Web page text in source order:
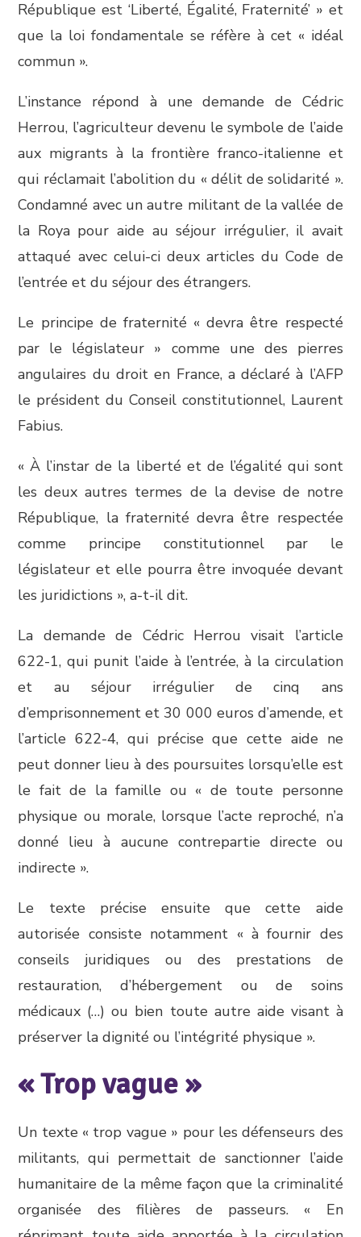
République est ‘Liberté, Égalité, Fraternité’ » et
que la loi fondamentale se réfère à cet « idéal
commun ».
L’instance répond à une demande de Cédric
Herrou, l’agriculteur devenu le symbole de l’aide
aux migrants à la frontière franco-italienne et
qui réclamait l’abolition du « délit de solidarité ».
Condamné avec un autre militant de la vallée de
la Roya pour aide au séjour irrégulier, il avait
attaqué avec celui-ci deux articles du Code de
l’entrée et du séjour des étrangers.
Le principe de fraternité « devra être respecté
par le législateur » comme une des pierres
angulaires du droit en France, a déclaré à l’AFP
le président du Conseil constitutionnel, Laurent
Fabius.
« À l’instar de la liberté et de l’égalité qui sont
les deux autres termes de la devise de notre
République, la fraternité devra être respectée
comme principe constitutionnel par le
législateur et elle pourra être invoquée devant
les juridictions », a-t-il dit.
La demande de Cédric Herrou visait l’article
622-1, qui punit l’aide à l’entrée, à la circulation
et au séjour irrégulier de cinq ans
d’emprisonnement et 30 000 euros d’amende, et
l’article 622-4, qui précise que cette aide ne
peut donner lieu à des poursuites lorsqu’elle est
le fait de la famille ou « de toute personne
physique ou morale, lorsque l’acte reproché, n’a
donné lieu à aucune contrepartie directe ou
indirecte ».
Le texte précise ensuite que cette aide
autorisée consiste notamment « à fournir des
conseils juridiques ou des prestations de
restauration, d’hébergement ou de soins
médicaux (…) ou bien toute autre aide visant à
préserver la dignité ou l’intégrité physique ».
« Trop vague »
Un texte « trop vague » pour les défenseurs des
militants, qui permettait de sanctionner l’aide
humanitaire de la même façon que la criminalité
organisée des filières de passeurs. « En